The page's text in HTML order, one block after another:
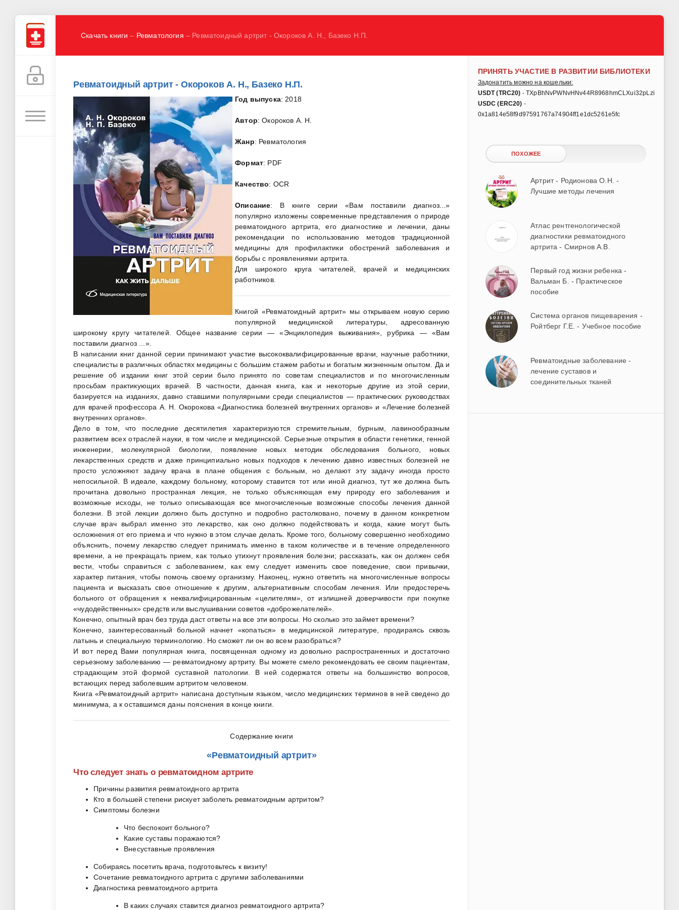
Скачать книги – Ревматология – Ревматоидный артрит - Окороков А. Н., Базеко Н.П.
Ревматоидный артрит - Окороков А. Н., Базеко Н.П.
Год выпуска: 2018
Автор: Окороков А. Н.
Жанр: Ревматология
Формат: PDF
Качество: OCR
Описание: В книге серии «Вам поставили диагноз...»
популярно изложены современные представления о природе
ревматоидного артрита, его диагностике и лечении, даны
рекомендации по использованию методов традиционной
медицины для профилактики обострений заболевания и
борьбы с проявлениями артрита.
Для широкого круга читателей, врачей и медицинских
работников.
Книгой «Ревматоидный артрит» мы открываем новую серию
популярной медицинской литературы, адресованную
широкому кругу читателей. Общее название серии — «Энциклопедия выживания», рубрика — «Вам
поставили диагноз ...».
В написании книг данной серии принимают участие высококвалифицированные врачи, научные работники,
специалисты в различных областях медицины с большим стажем работы и богатым жизненным опытом. Да и
решение об издании книг этой серии было принято по советам специалистов и по многочисленным
просьбам практикующих врачей. В частности, данная книга, как и некоторые другие из этой серии,
базируется на изданиях, давно ставшими популярными среди специалистов — практических руководствах
для врачей профессора А. Н. Окорокова «Диагностика болезней внутренних органов» и «Лечение болезней
внутренних органов».
Дело в том, что последние десятилетия характеризуются стремительным, бурным, лавинообразным
развитием всех отраслей науки, в том числе и медицинской. Серьезные открытия в области генетики, генной
инженерии, молекулярной биологии, появление новых методик обследования больного, новых
лекарственных средств и даже принципиально новых подходов к лечению давно известных болезней не
просто усложняют задачу врача в плане общения с больным, но делают эту задачу иногда просто
непосильной. В идеале, каждому больному, которому ставится тот или иной диагноз, тут же должна быть
прочитана довольно пространная лекция, не только объясняющая ему природу его заболевания и
возможные исходы, не только описывающая все многочисленные возможные способы лечения данной
болезни. В этой лекции должно быть доступно и подробно растолковано, почему в данном конкретном
случае врач выбрал именно это лекарство, как оно должно подействовать и когда, какие могут быть
осложнения от его приема и что нужно в этом случае делать. Кроме того, больному совершенно необходимо
объяснить, почему лекарство следует принимать именно в таком количестве и в течение определенного
времени, а не прекращать прием, как только утихнут проявления болезни; рассказать, как он должен себя
вести, чтобы справиться с заболеванием, как ему следует изменить свое поведение, свои привычки,
характер питания, чтобы помочь своему организму. Наконец, нужно ответить на многочисленные вопросы
пациента и высказать свое отношение к другим, альтернативным способам лечения. Или предостеречь
больного от обращения к неквалифицированным «целителям», от излишней доверчивости при покупке
«чудодейственных» средств или выслушивании советов «доброжелателей».
Конечно, опытный врач без труда даст ответы на все эти вопросы. Но сколько это займет времени?
Конечно, заинтересованный больной начнет «копаться» в медицинской литературе, продираясь сквозь
латынь и специальную терминологию. Но сможет ли он во всем разобраться?
И вот перед Вами популярная книга, посвященная одному из довольно распространенных и достаточно
серьезному заболеванию — ревматоидному артриту. Вы можете смело рекомендовать ее своим пациентам,
страдающим этой формой суставной патологии. В ней содержатся ответы на большинство вопросов,
встающих перед заболевшим артритом человеком.
Книга «Ревматоидный артрит» написана доступным языком, число медицинских терминов в ней сведено до
минимума, а к оставшимся даны пояснения в конце книги.
Содержание книги
«Ревматоидный артрит»
Что следует знать о ревматоидном артрите
Причины развития ревматоидного артрита
Кто в большей степени рискует заболеть ревматоидным артритом?
Симптомы болезни
Что беспокоит больного?
Какие суставы поражаются?
Внесуставные проявления
Собираясь посетить врача, подготовьтесь к визиту!
Сочетание ревматоидного артрита с другими заболеваниями
Диагностика ревматоидного артрита
В каких случаях ставится диагноз ревматоидного артрита?
ПРИНЯТЬ УЧАСТИЕ В РАЗВИТИИ БИБЛИОТЕКИ
Задонатить можно на кошельки:
USDT (TRC20) - TXpBhNvPWNvHNv44R8968hmCLXui32pLzi
USDC (ERC20) -
0x1a814e58f9d97591767a74904ff1e1dc5261e5fc
ПОХОЖЕЕ
Артрит - Родионова О.Н. -
Лучшие методы лечения
Атлас рентгенологической
диагностики ревматоидного
артрита - Смирнов А.В.
Первый год жизни ребенка -
Вальман Б. - Практическое
пособие
Система органов пищеварения -
Ройтберг Г.Е. - Учебное пособие
Ревматоидные заболевание -
лечение суставов и
соединительных тканей